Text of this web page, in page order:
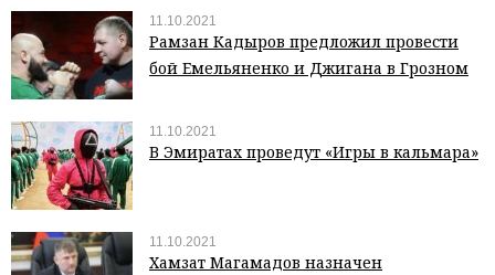
11.10.2021
Рамзан Кадыров предложил провести
бой Емельяненко и Джигана в Грозном
11.10.2021
В Эмиратах проведут «Игры в кальмара»
11.10.2021
Хамзат Магамадов назначен